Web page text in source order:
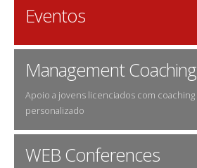
Eventos
Management Coaching
Apoio a jovens licenciados com coaching
personalizado
WEB Conferences